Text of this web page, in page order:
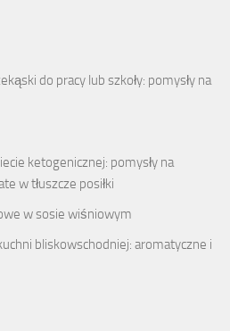
do pracy lub szkoły: pomysły na
ketogenicznej: pomysły na
w tłuszcze posiłki
w sosie wiśniowym
bliskowschodniej: aromatyczne i